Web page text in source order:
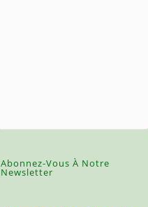
Abonnez-Vous À Notre
Newsletter